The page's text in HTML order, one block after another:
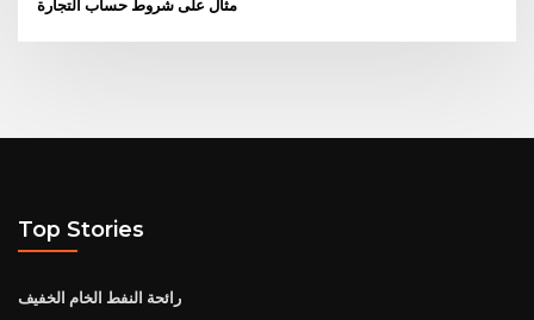
Top Stories
رائحة النفط الخام الخفيف